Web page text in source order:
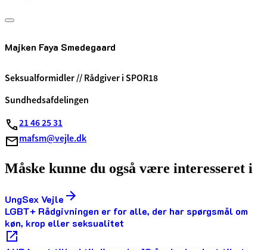
Majken Faya Smedegaard
Seksualformidler // Rådgiver i SPOR18
Sundhedsafdelingen
21 46 25 31
mafsm@vejle.dk
Måske kunne du også være interesseret i
Ung­Sex Vej­le
LGBT+ Rådgivningen er for alle, der har spørgsmål om
køn, krop eller seksualitet